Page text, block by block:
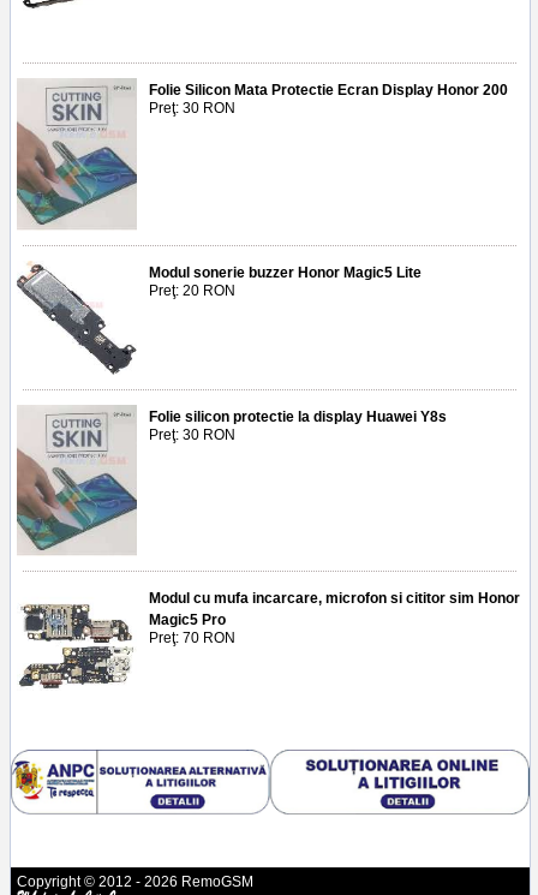
Folie Silicon Mata Protectie Ecran Display Honor 200
Preţ: 30 RON
Modul sonerie buzzer Honor Magic5 Lite
Preţ: 20 RON
Folie silicon protectie la display Huawei Y8s
Preţ: 30 RON
Modul cu mufa incarcare, microfon si cititor sim Honor
Magic5 Pro
Preţ: 70 RON
Copyright © 2012 - 2026 RemoGSM